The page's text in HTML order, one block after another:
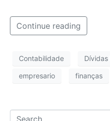
Continue reading
Contabilidade Dívidas
empresario finanças